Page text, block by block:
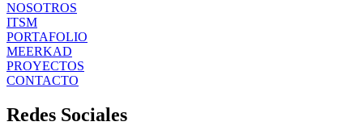
NOSOTROS
ITSM
PORTAFOLIO
MEERKAD
PROYECTOS
CONTACTO
Redes Sociales